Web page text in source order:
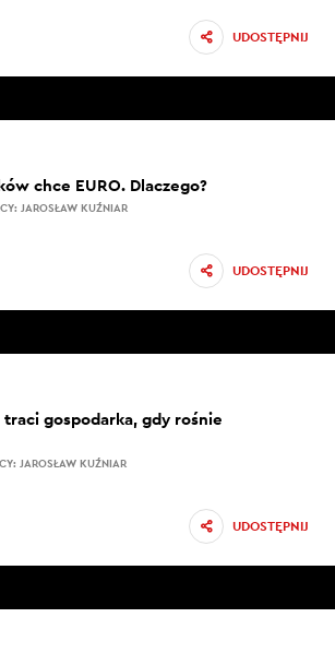
UDOSTĘPNIJ
chce EURO. Dlaczego?
JAROSŁAW KUŹNIAR
UDOSTĘPNIJ
traci gospodarka, gdy rośnie
JAROSŁAW KUŹNIAR
UDOSTĘPNIJ